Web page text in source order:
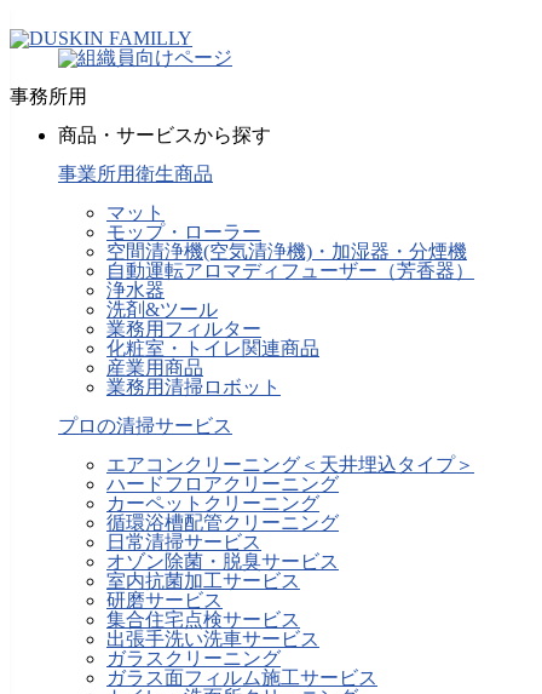
事務所用
商品・サービスから探す
事業所用衛生商品
マット
モップ・ローラー
空間清浄機(空気清浄機)・加湿器・分煙機
自動運転アロマディフューザー（芳香器）
浄水器
洗剤&ツール
業務用フィルター
化粧室・トイレ関連商品
産業用商品
業務用清掃ロボット
プロの清掃サービス
エアコンクリーニング＜天井埋込タイプ＞
ハードフロアクリーニング
カーペットクリーニング
循環浴槽配管クリーニング
日常清掃サービス
オゾン除菌・脱臭サービス
室内抗菌加工サービス
研磨サービス
集合住宅点検サービス
出張手洗い洗車サービス
ガラスクリーニング
ガラス面フィルム施工サービス